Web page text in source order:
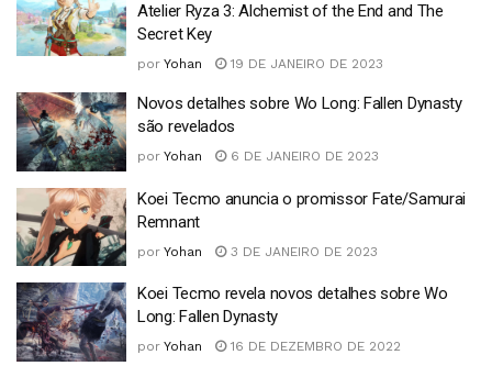
Atelier Ryza 3: Alchemist of the End and The
Secret Key
por Yohan 19 DE JANEIRO DE 2023
Novos detalhes sobre Wo Long: Fallen Dynasty
são revelados
por Yohan 6 DE JANEIRO DE 2023
Koei Tecmo anuncia o promissor Fate/Samurai
Remnant
por Yohan 3 DE JANEIRO DE 2023
Koei Tecmo revela novos detalhes sobre Wo
Long: Fallen Dynasty
por Yohan 16 DE DEZEMBRO DE 2022